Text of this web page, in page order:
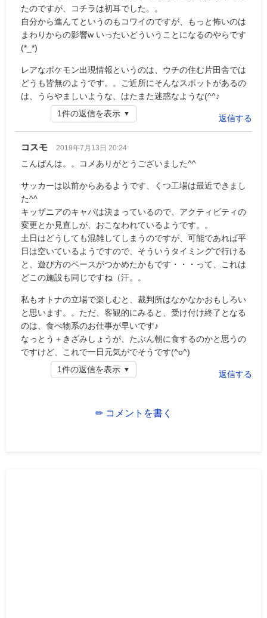
たのですが、コチラは初耳でした。。
自分から進んてというのもコワイのですが、もっと怖いのは
まわりからの影響w いったいどういうことになるのやらです
(*_*)
レアなポケモン出現情報というのは、ウチの住む片田舎では
どうも皆無のようです。。ご近所にそんなスポットがあるの
は、うらやましいような、はたまた迷惑なような(^^♪
返信する
1件の返信を表示
コスモ 2019年7月13日 20:24
こんばんは。。コメありがとうございました^^
サッカーは以前からあるようです、くつ工場は最近できまし
た^^
キッザニアのキャパは決まっているので、アクティビティの
変更とか見直しが、おこなわれているようです。。
土日はどうしても混雑してしまうのですが、可能であれば平
日は空いているようですので、そういうタイミングで行ける
と、遊び方のペースがつかめたかもです・・・って、これは
どこの施設も同じですね（汗。。
私もオトナの立場で楽しむと、裁判所はなかなかおもしろい
と思います。。ただ、客観的にみると、受け付け終了となる
のは、食べ物系のお仕事が早いです♪
なっとう＋きざみしょうが、たぶん朝に食するのかと思うの
ですけど、これで一日元気がでそうです(^o^)
返信する
1件の返信を表示
✏ コメントを書く